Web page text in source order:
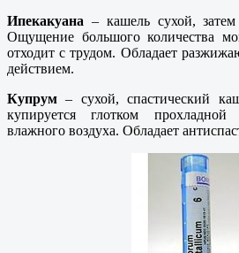
Ипекакуана – кашель сухой,
Ощущение большого количества
отходит с трудом. Обладает
действием.
Купрум – сухой, спастический
купируется глотком
влажного воздуха. Обладает